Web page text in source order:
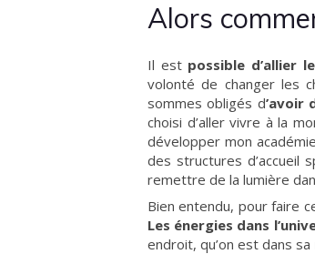
Alors
Il est possible d’allier
volonté de changer les
sommes obligés d’avoir
choisi d’aller vivre à la
développer mon
des structures d’accueil
remettre de la lumière
Bien entendu, pour faire
Les énergies dans
endroit, qu’on est dans sa